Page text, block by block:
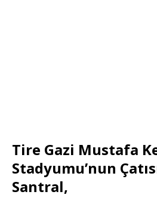
Tire Gazi Mustafa
Stadyumu’nun
Santral,